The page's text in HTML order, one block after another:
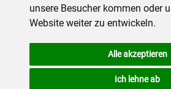
unsere Besucher kommen oder
Website weiter zu entwickeln.
Alle akzeptieren
Ich lehne ab